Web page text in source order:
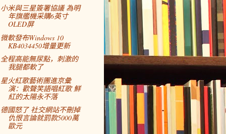
小米與三星簽署協議 為明
年旗艦機采購6英寸
OLED屏
微軟發布Windows 10
KB4034450增量更新
全程高能無尿點，刺激的
我腿都軟了
星火紅歌藝術團進京彙
演：歡聲笑語唱紅歌 鮮
紅的太陽永不落
德國怒了 社交網站不刪掉
仇恨言論就罰款5000萬
歐元